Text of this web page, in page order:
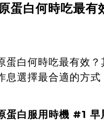
蛋白何時吃最有
蛋白何時吃最有效
息選擇最合適的方式
蛋白服用時機 #1 早